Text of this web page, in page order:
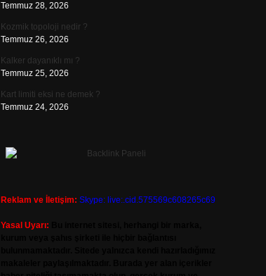
Temmuz 28, 2026
Kozmik topoloji nedir ?
Temmuz 26, 2026
Kalker dayanıklı mı ?
Temmuz 25, 2026
Kart limiti eksi ne demek ?
Temmuz 24, 2026
Reklam ve İletişim: Skype: live:.cid.575569c608265c69
Yasal Uyarı: